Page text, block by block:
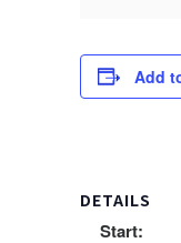
Add
DETAILS
Start: